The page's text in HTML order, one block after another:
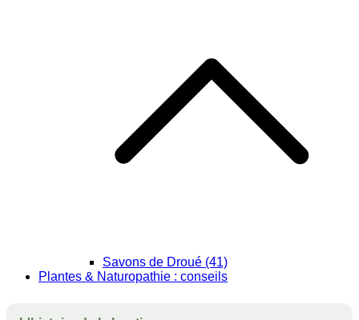
Savons de Droué (41)
Plantes & Naturopathie : conseils